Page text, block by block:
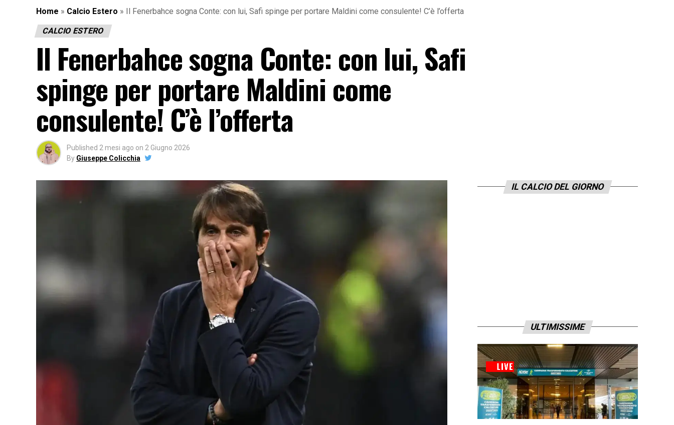
Home » Calcio Estero » Il Fenerbahce sogna Conte: con lui, Safi spinge per portare Maldini come consulente! C’è l’offerta
CALCIO ESTERO
Il Fenerbahce sogna Conte: con lui, Safi
spinge per portare Maldini come
consulente! C’è l’offerta
Published 2 mesi ago on 2 Giugno 2026
By Giuseppe Colicchia
IL CALCIO DEL GIORNO
ULTIMISSIME